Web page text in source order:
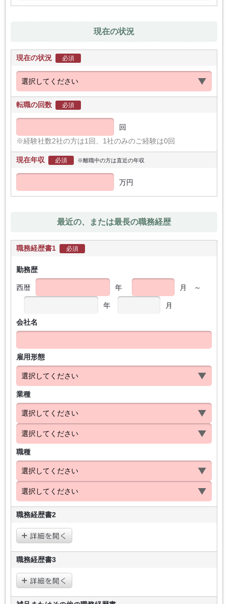
現在の状況
現在の状況 必須
転職の回数 必須
回
※経験社数2社の方は1回、1社のみのご経験は0回
現在年収 必須 ※離職中の方は直近の年収
万円
最近の、または最長の職務経歴
職務経歴書1 必須
勤務歴
西暦 年 月 ～
年 月
会社名
雇用形態
業種
職種
職務経歴書2
職務経歴書3